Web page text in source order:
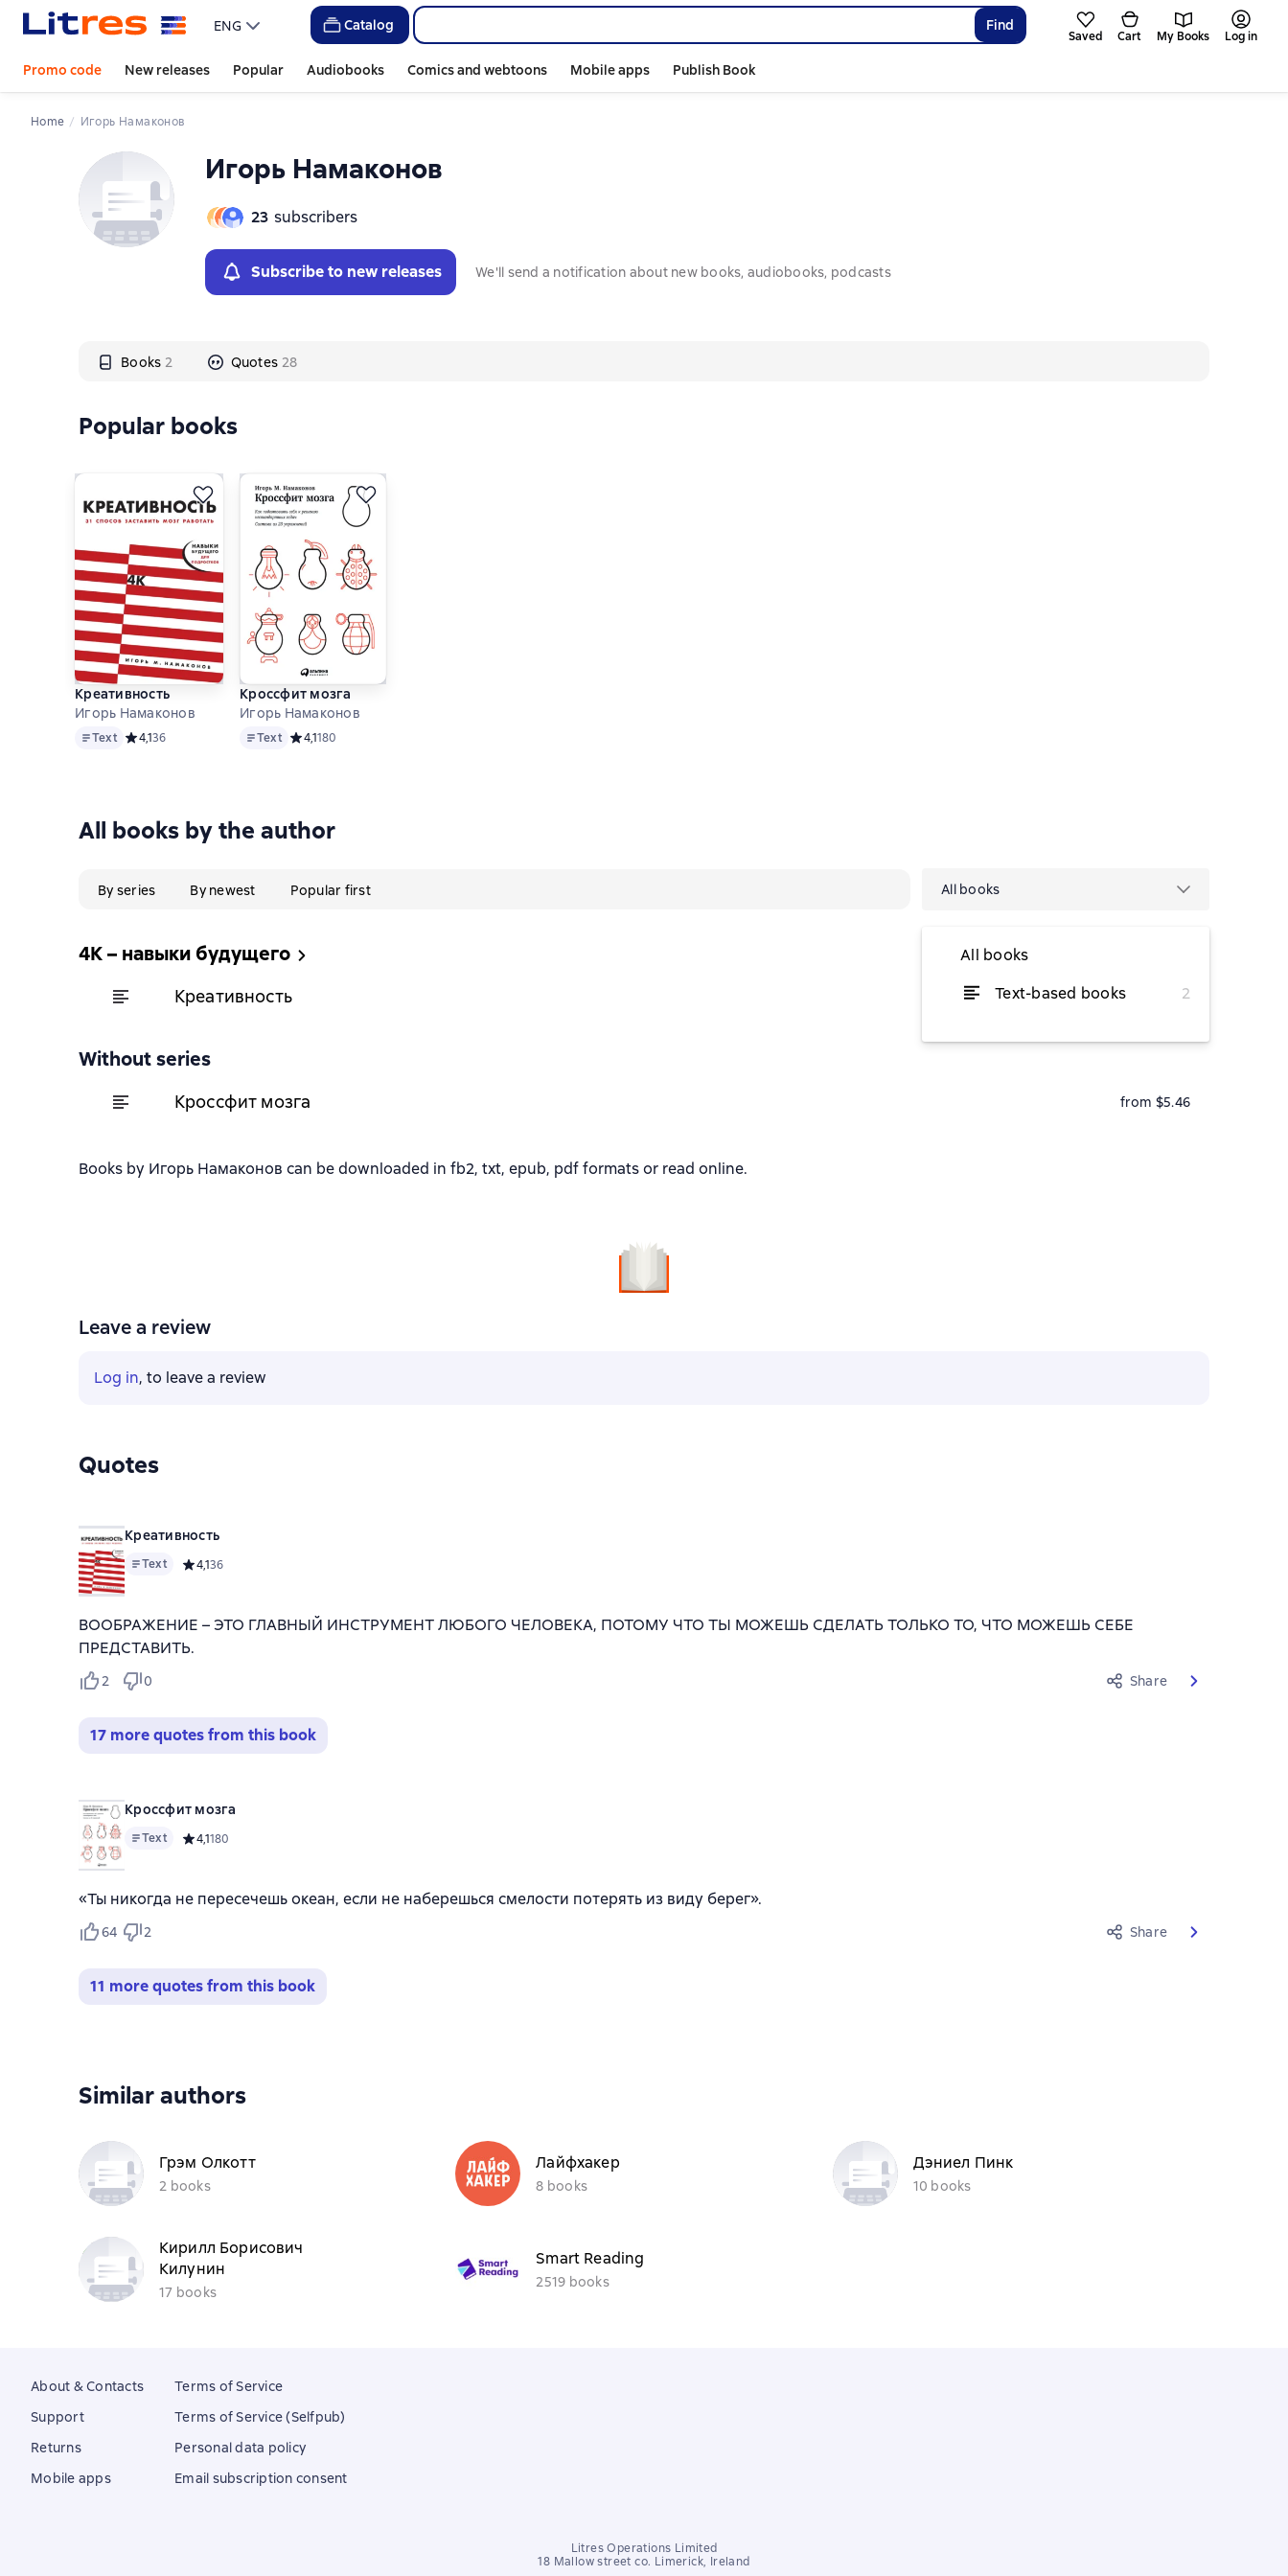
ENG Catalog Find
Saved Cart My Books Log in
Promo code New releases Popular Audiobooks Comics and webtoons Mobile apps Publish Book
Home Игорь Намаконов
Игорь Намаконов
23 subscribers
Subscribe to new releases We'll send a notification about new books, audiobooks, podcasts
Books 2 Quotes 28
Слайдер с книгами
Popular books
Креативность
Игорь Намаконов
TextText Средний рейтинг 4,1 на основе 36 оценок
4,136
Кроссфит мозга
Игорь Намаконов
TextText Средний рейтинг 4,1 на основе 180 оценок
4,1180
All books by the author
By series By newest Popular first All books
All books
Text-based books
2
4К – навыки будущего
Креативность from $4.25
Without series
Кроссфит мозга from $5.46
Books by Игорь Намаконов can be downloaded in fb2, txt, epub, pdf formats or read online.
Leave a review
Log in, to leave a review
Quotes
Креативность
Text Средний рейтинг 4,1 на основе 36 оценок
4,136
ВООБРАЖЕНИЕ – ЭТО ГЛАВНЫЙ ИНСТРУМЕНТ ЛЮБОГО ЧЕЛОВЕКА, ПОТОМУ ЧТО ТЫ МОЖЕШЬ СДЕЛАТЬ ТОЛЬКО ТО, ЧТО МОЖЕШЬ СЕБЕ
ПРЕДСТАВИТЬ.
2 0 Share
17 more quotes from this book
Кроссфит мозга
Text Средний рейтинг 4,1 на основе 180 оценок
4,1180
«Ты никогда не пересечешь океан, если не наберешься смелости потерять из виду берег».
64 2 Share
11 more quotes from this book
Similar authors
Грэм Олкотт
2 books
Лайфхакер
8 books
Дэниел Пинк
10 books
Кирилл Борисович
Килунин
17 books
Smart Reading
2519 books
About & Contacts
Support
Returns
Mobile apps
Terms of Service
Terms of Service (Selfpub)
Personal data policy
Email subscription consent
Litres Operations Limited
18 Mallow street co. Limerick, Ireland